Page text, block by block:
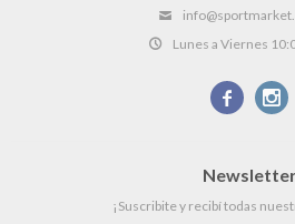
Lunes a Viernes
 
¡Suscribite y recibí todas